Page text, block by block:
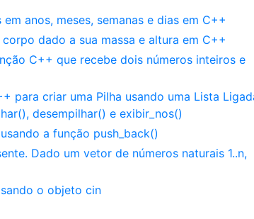
anos, meses, semanas e dias em C++
dado a sua massa e altura em C++
C++ que recebe dois números inteiros e
para criar uma Pilha usando uma Lista
desempilhar() e exibir_nos()
a função push_back()
Dado um vetor de números naturais 1..n,
o objeto cin